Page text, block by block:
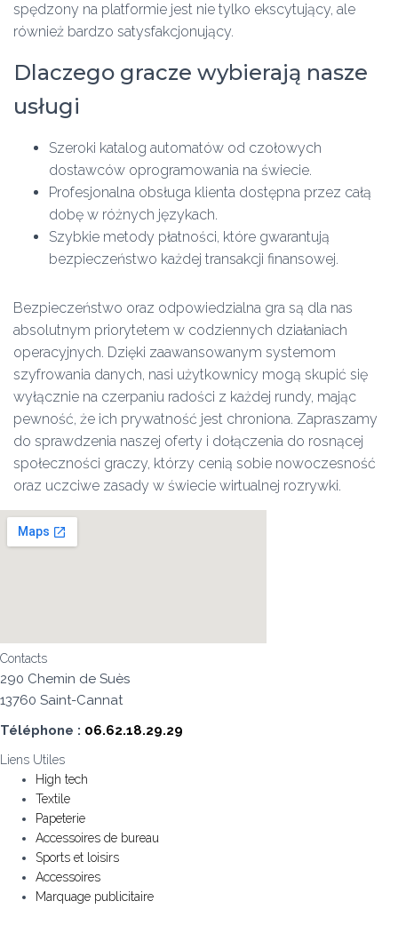
spędzony na platformie jest nie tylko ekscytujący, ale
również bardzo satysfakcjonujący.
Dlaczego gracze wybierają nasze
usługi
Szeroki katalog automatów od czołowych
dostawców oprogramowania na świecie.
Profesjonalna obsługa klienta dostępna przez całą
dobę w różnych językach.
Szybkie metody płatności, które gwarantują
bezpieczeństwo każdej transakcji finansowej.
Bezpieczeństwo oraz odpowiedzialna gra są dla nas
absolutnym priorytetem w codziennych działaniach
operacyjnych. Dzięki zaawansowanym systemom
szyfrowania danych, nasi użytkownicy mogą skupić się
wyłącznie na czerpaniu radości z każdej rundy, mając
pewność, że ich prywatność jest chroniona. Zapraszamy
do sprawdzenia naszej oferty i dołączenia do rosnącej
społeczności graczy, którzy cenią sobie nowoczesność
oraz uczciwe zasady w świecie wirtualnej rozrywki.
Contacts
290 Chemin de Suès
13760 Saint-Cannat
Téléphone : 06.62.18.29.29
Liens Utiles
High tech
Textile
Papeterie
Accessoires de bureau
Sports et loisirs
Accessoires
Marquage publicitaire